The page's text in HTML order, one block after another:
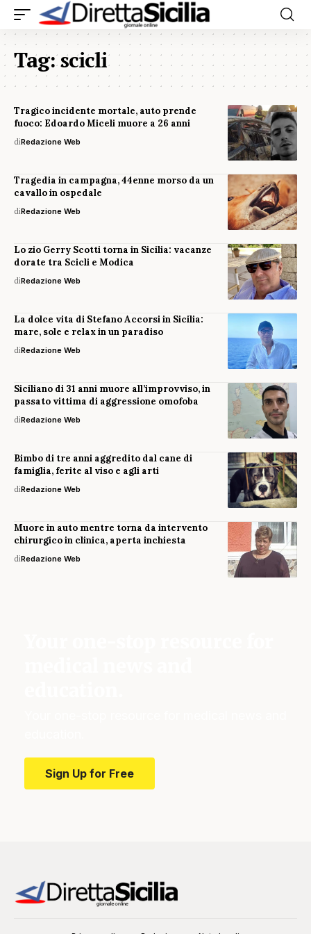
Tag:scicli
Tragico incidente mortale, auto prende
fuoco: Edoardo Miceli muore a 26 anni
diRedazione Web
Tragedia in campagna, 44enne morso da un
cavallo in ospedale
diRedazione Web
Lo zio Gerry Scotti torna in Sicilia: vacanze
dorate tra Scicli e Modica
diRedazione Web
La dolce vita di Stefano Accorsi in Sicilia:
mare, sole e relax in un paradiso
diRedazione Web
Siciliano di 31 anni muore all’improvviso, in
passato vittima di aggressione omofoba
diRedazione Web
Bimbo di tre anni aggredito dal cane di
famiglia, ferite al viso e agli arti
diRedazione Web
Muore in auto mentre torna da intervento
chirurgico in clinica, aperta inchiesta
diRedazione Web
Sign Up for Free